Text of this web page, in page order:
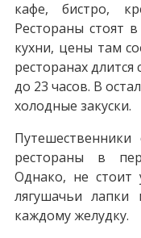
кафе, бистро,
Рестораны стоят
кухни, цены там
ресторанах длится
до 23 часов. В
холодные закуски.
Путешественники
рестораны в
Однако, не стоит
лягушачьи лапки
каждому желудку.